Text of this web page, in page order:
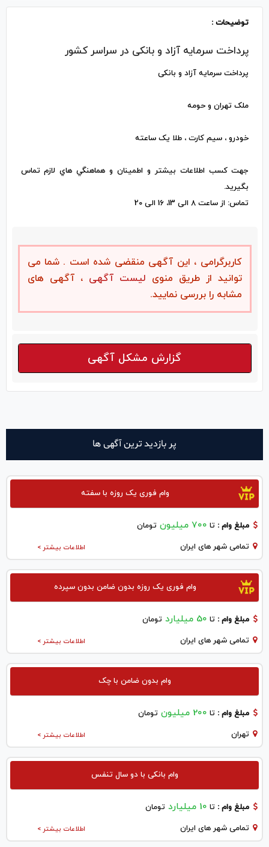
توضیحات :
پرداخت سرمایه آزاد و بانکی در سراسر کشور
پرداخت سرمایه آزاد و بانکی
ملک تهران و حومه
خودرو ، سیم کارت ، طلا یک‌ ساعته
جهت کسب اطلاعات بيشتر و اطمينان و هماهنگي هاي لازم تماس
بگيريد.
تماس: از ساعت 8 الی 13، 16 الی 20
کاربرگرامی ، این آگهی منقضی شده است . شما می
توانید از طریق منوی لیست آگهی، آگهی های
مشابه را بررسی نمایید.
گزارش مشکل آگهی
پر بازدید ترین آگهی ها
وام فوری یک روزه با سفته
مبلغ وام : تا 700 میلیون تومان
اطلاعات بیشتر > تمامی شهر های ایران
وام فوری یک روزه بدون ضامن بدون سپرده
مبلغ وام : تا 50 میلیارد تومان
اطلاعات بیشتر > تمامی شهر های ایران
وام بدون ضامن با چک
مبلغ وام : تا 200 میلیون تومان
اطلاعات بیشتر > تهران
وام بانکی با دو سال تنفس
مبلغ وام : تا 10 میلیارد تومان
اطلاعات بیشتر > تمامی شهر های ایران